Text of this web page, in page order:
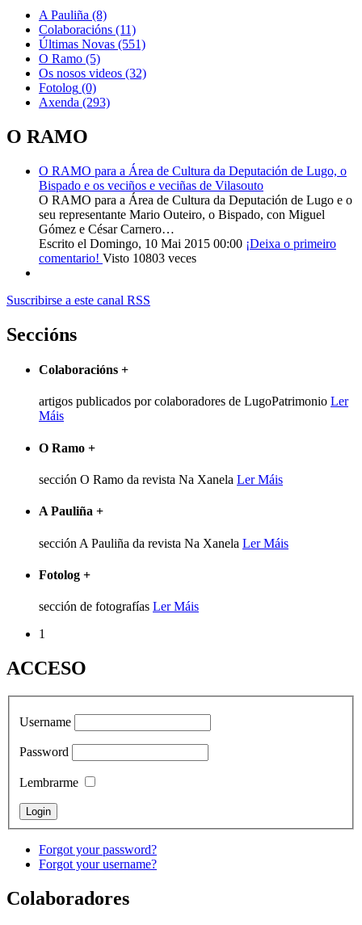
A Pauliña (8)
Colaboracións (11)
Últimas Novas (551)
O Ramo (5)
Os nosos videos (32)
Fotolog (0)
Axenda (293)
O RAMO
O RAMO para a Área de Cultura da Deputación de Lugo, o
Bispado e os veciños e veciñas de Vilasouto
O RAMO para a Área de Cultura da Deputación de Lugo e o
seu representante Mario Outeiro, o Bispado, con Miguel
Gómez e César Carnero…
Escrito el Domingo, 10 Mai 2015 00:00 ¡Deixa o primeiro
comentario! Visto 10803 veces
Suscribirse a este canal RSS
Seccións
Colaboracións +
artigos publicados por colaboradores de LugoPatrimonio Ler
Máis
O Ramo +
sección O Ramo da revista Na Xanela Ler Máis
A Pauliña +
sección A Pauliña da revista Na Xanela Ler Máis
Fotolog +
sección de fotografías Ler Máis
1
ACCESO
Username
Password
Lembrarme
Forgot your password?
Forgot your username?
Colaboradores